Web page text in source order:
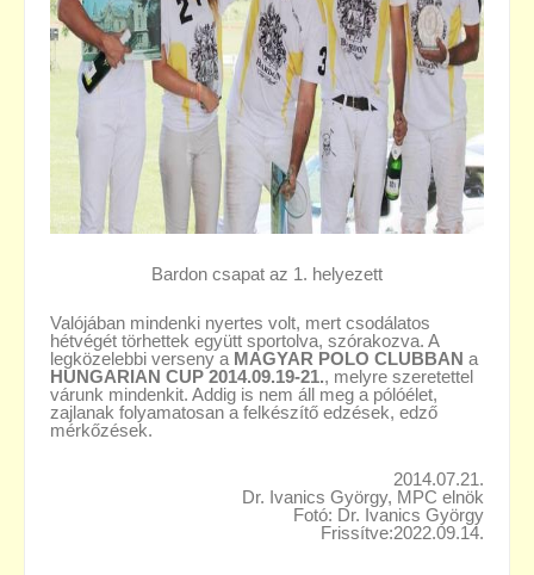
Bardon csapat az 1. helyezett
Valójában mindenki nyertes volt, mert csodálatos
hétvégét törhettek együtt sportolva, szórakozva. A
legközelebbi verseny a MAGYAR POLO CLUBBAN a
HUNGARIAN CUP 2014.09.19-21., melyre szeretettel
várunk mindenkit. Addig is nem áll meg a pólóélet,
zajlanak folyamatosan a felkészítő edzések, edző
mérkőzések.
2014.07.21.
Dr. Ivanics György, MPC elnök
Fotó: Dr. Ivanics György
Frissítve:2022.09.14.